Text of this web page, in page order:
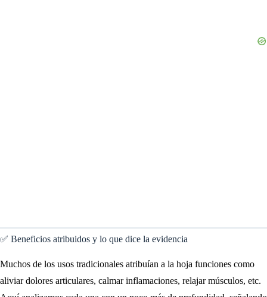
✅ Beneficios atribuidos y lo que dice la evidencia
Muchos de los usos tradicionales atribuían a la hoja funciones como
aliviar dolores articulares, calmar inflamaciones, relajar músculos, etc.